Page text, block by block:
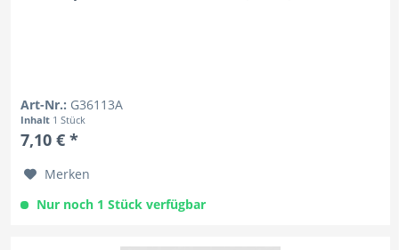
Art-Nr.: G36113A
Inhalt 1 Stück
7,10 € *
Merken
Nur noch 1 Stück verfügbar